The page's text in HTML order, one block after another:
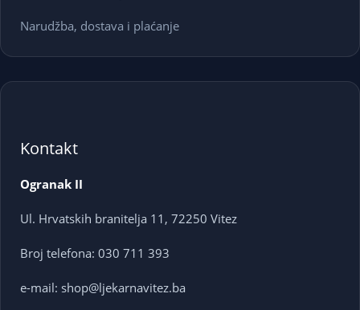
Narudžba, dostava i plaćanje
Kontakt
Ogranak II
Ul. Hrvatskih branitelja 11, 72250 Vitez
Broj telefona: 030 711 393
e-mail: shop@ljekarnavitez.ba